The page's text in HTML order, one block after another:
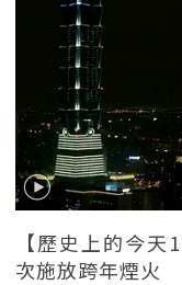
【歷史上的今
次施放跨年煙火